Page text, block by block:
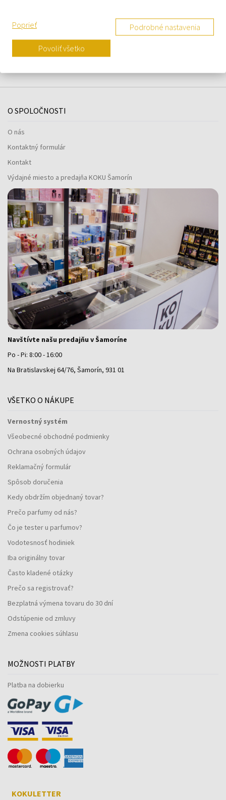
Náš výber na mieru presne pre
vás
O SPOLOČNOSTI
O nás
Kontaktný formulár
Kontakt
Výdajné miesto a predajňa KOKU Šamorín
Navštívte našu predajňu v Šamoríne
Po - Pi: 8:00 - 16:00
Na Bratislavskej 64/76, Šamorín, 931 01
VŠETKO O NÁKUPE
Vernostný systém
Všeobecné obchodné podmienky
Ochrana osobných údajov
Reklamačný formulár
Spôsob doručenia
Kedy obdržím objednaný tovar?
Prečo parfumy od nás?
Čo je tester u parfumov?
Vodotesnosť hodiniek
Iba originálny tovar
Často kladené otázky
Prečo sa registrovať?
Bezplatná výmena tovaru do 30 dní
Odstúpenie od zmluvy
Zmena cookies súhlasu
MOŽNOSTI PLATBY
Platba na dobierku
KOKULETTER
Poprieť Podrobné nastavenia
Povoliť všetko